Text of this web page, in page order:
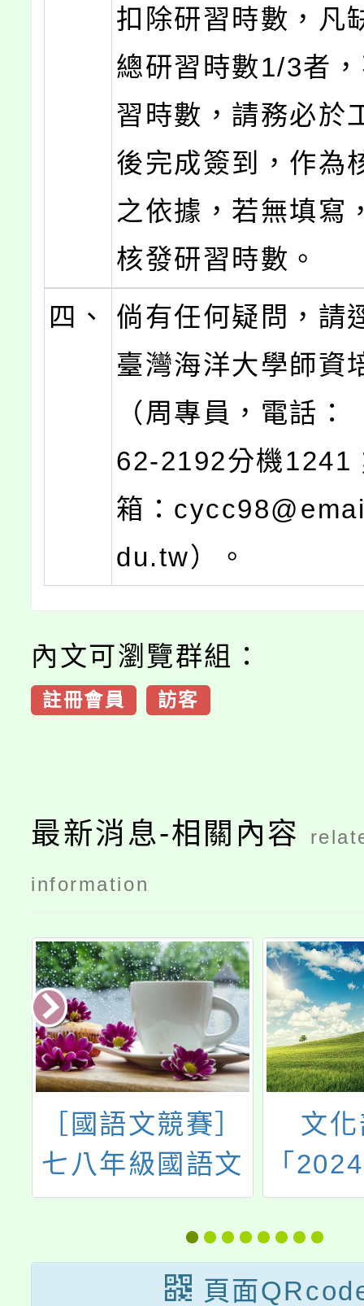
扣除研習時數，凡
總研習時數1/3者
習時數，請務必於
後完成簽到，作為
之依據，若無填寫
核發研習時數。
四、
倘有任何疑問，請
臺灣海洋大學師資
（周專員，電話：
62-2192分機1241
箱：
du.tw）。
內文可瀏覽群組：
註冊會員 訪客
最新消息-相關內容
information
［國語文競賽］
七八年級國語文
演說組題目
文
「
家語
頁面